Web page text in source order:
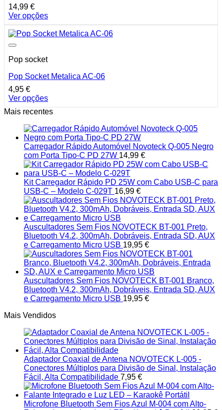
14,99 €
Ver opções
This
product
has
variants.
options
may
be
chosen
on
product
page
Pop socket
Pop Socket Metalica AC-06
4,95 €
Ver opções
This
product
multiple
variants.
options
chosen
product
page
Mais recentes
Carregador Rápido Automóvel Novoteck Q-005 Negro
com Porta Tipo-C PD 27W 14,99 €
Kit Carregador Rápido PD 25W com Cabo USB-C para
USB-C – Modelo C-029T 16,99 €
Auscultadores Sem Fios NOVOTECK BT-001 Preto,
Bluetooth V4.2, 300mAh, Dobráveis, Entrada SD, AUX
e Carregamento Micro USB 19,95 €
Auscultadores Sem Fios NOVOTECK BT-001 Branco,
Bluetooth V4.2, 300mAh, Dobráveis, Entrada SD, AUX
e Carregamento Micro USB 19,95 €
Mais Vendidos
Adaptador Coaxial de Antena NOVOTECK L-005 -
Conectores Múltiplos para Divisão de Sinal, Instalação
Fácil, Alta Compatibilidade 7,95 €
Microfone Bluetooth Sem Fios Azul M-004 com Alto-